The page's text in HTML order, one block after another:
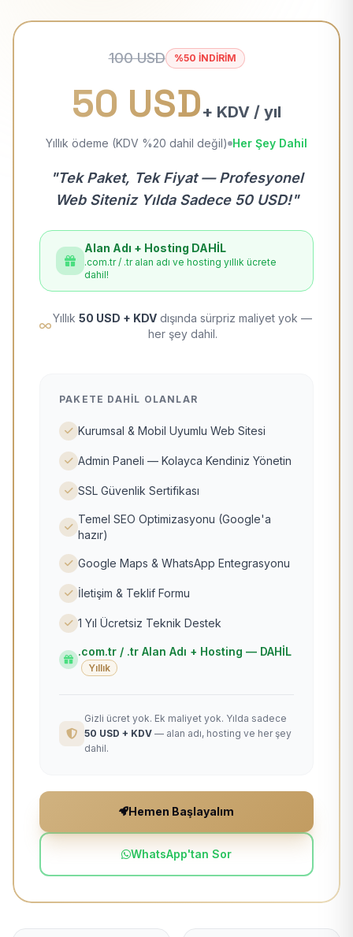
100 USD %50 İNDİRİM
50 USD+ KDV / yıl
Yıllık ödeme (KDV %20 dahil değil) Her Şey Dahil
"Tek Paket, Tek Fiyat — Profesyonel
Web Siteniz Yılda Sadece 50 USD!"
Alan Adı + Hosting DAHİL
.com.tr / .tr alan adı ve hosting yıllık ücrete
dahil!
Yıllık 50 USD + KDV dışında sürpriz maliyet yok —
her şey dahil.
PAKETE DAHIL OLANLAR
Kurumsal & Mobil Uyumlu Web Sitesi
Admin Paneli — Kolayca Kendiniz Yönetin
SSL Güvenlik Sertifikası
Temel SEO Optimizasyonu (Google'a
hazır)
Google Maps & WhatsApp Entegrasyonu
İletişim & Teklif Formu
1 Yıl Ücretsiz Teknik Destek
.com.tr / .tr Alan Adı + Hosting — DAHİL
Yıllık
Gizli ücret yok. Ek maliyet yok. Yılda sadece
50 USD + KDV — alan adı, hosting ve her şey
dahil.
Hemen Başlayalım
WhatsApp'tan Sor